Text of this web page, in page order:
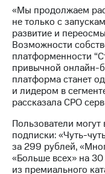
Рынок
акций
Описание
Программа
Порядок
выкупа
акций
Дивиденды
Рынок
облигаций
Описание
«Мы продолжаем
не только с
развитие и
Возможности
платформенности
привычной онлайн-
платформа станет
и лидером в
рассказала CPO
Пользователи
подписки: «Чуть-
за 299 рублей,
«Больше всех» на
из премиального